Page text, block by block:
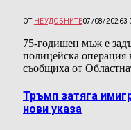
ОТ НЕУДОБНИТЕ07/08/20263
75-годишен мъж е
полицейска операция
съобщиха от
Тръмп затяга
нови указа